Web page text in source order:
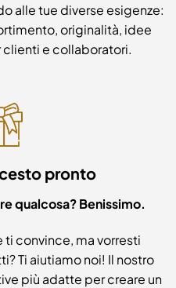
alle tue diverse esigenze:
originalità, idee
e collaboratori.
pronto
qualcosa? Benissimo.
ti convince, ma vorresti
Ti aiutiamo noi! Il nostro
più adatte per creare un